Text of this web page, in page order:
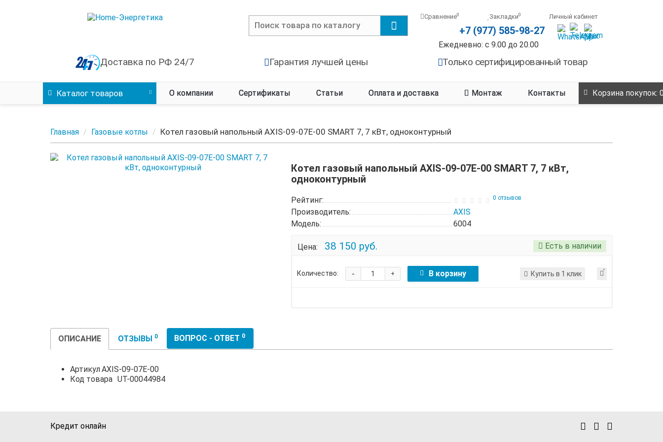
Сравнение0 Закладки0 Личный кабинет
+7 (977) 585-98-27
Ежедневно: с 9.00 до 20.00
Доставка по РФ 24/7 Гарантия лучшей цены Только сертифицированный товар
Каталог товаров О компании Сертификаты Статьи Оплата и доставка Монтаж Контакты Корзина покупок:
Главная Газовые котлы Котел газовый напольный AXIS-09-07E-00 SMART 7, 7 кВт, одноконтурный
Котел газовый напольный AXIS-09-07E-00 SMART 7, 7 кВт,
одноконтурный
Рейтинг: 0 отзывов
Производитель:
AXIS
Модель:
6004
Цена: 38 150 руб. Есть в наличии
Количество: +
- В корзину Купить в 1 клик
ОПИСАНИЕ ОТЗЫВЫ 0 ВОПРОС - ОТВЕТ 0
АртикулAXIS-09-07E-00
Код товара UT-00044984
Кредит онлайн